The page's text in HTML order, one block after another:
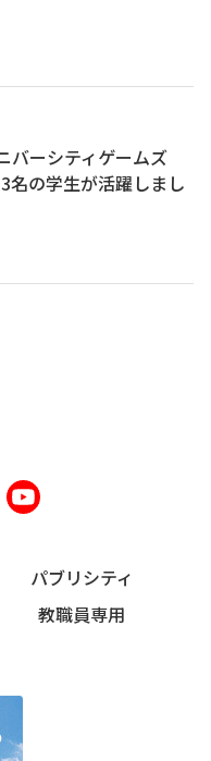
ーシティゲームズ
名の学生が活躍しまし
パブリシティ
教職員専用